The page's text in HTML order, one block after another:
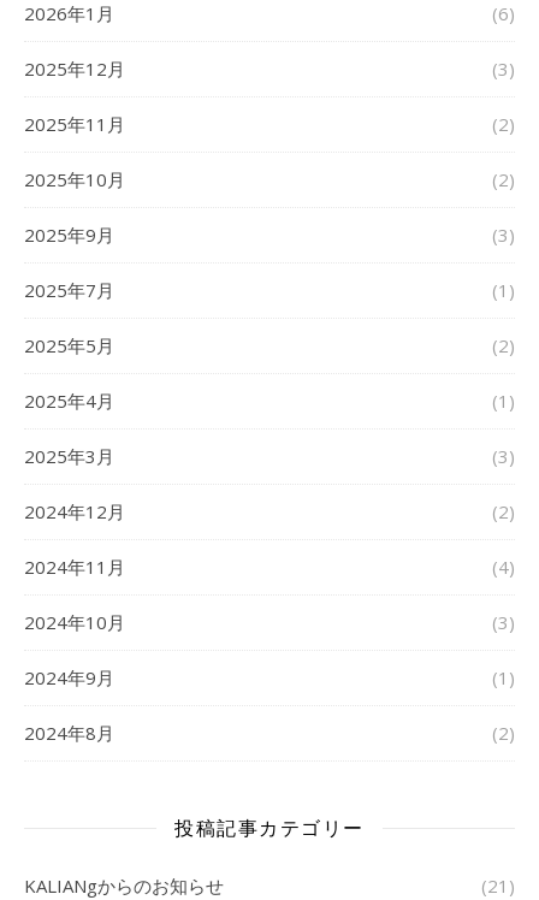
2026年1月 (6)
2025年12月 (3)
2025年11月 (2)
2025年10月 (2)
2025年9月 (3)
2025年7月 (1)
2025年5月 (2)
2025年4月 (1)
2025年3月 (3)
2024年12月 (2)
2024年11月 (4)
2024年10月 (3)
2024年9月 (1)
2024年8月 (2)
投稿記事カテゴリー
KALIANgからのお知らせ (21)